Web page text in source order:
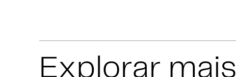
Explorar mais